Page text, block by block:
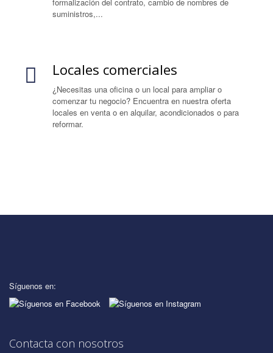
suministros,...
Locales comerciales
¿Necesitas una oficina o un local para ampliar o
comenzar tu negocio? Encuentra en nuestra oferta
locales en venta o en alquilar, acondicionados o para
reformar.
Síguenos en:
Contacta con nosotros